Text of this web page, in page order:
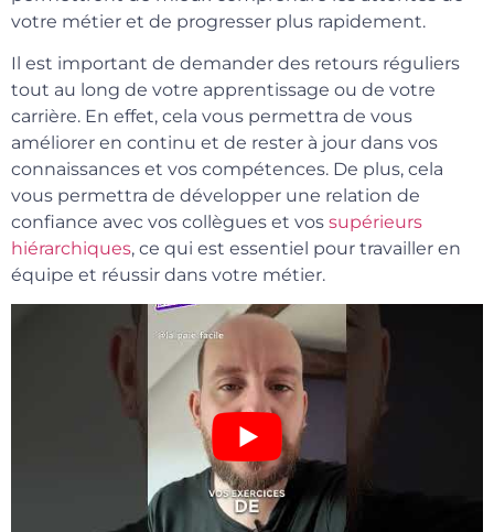
votre métier et de progresser plus rapidement.
Il est important de demander des retours réguliers
tout au long de votre apprentissage ou de votre
carrière. En effet, cela vous permettra de vous
améliorer en continu et de rester à jour dans vos
connaissances et vos compétences. De plus, cela
vous permettra de développer une relation de
confiance avec vos collègues et vos supérieurs
hiérarchiques, ce qui est essentiel pour travailler en
équipe et réussir dans votre métier.